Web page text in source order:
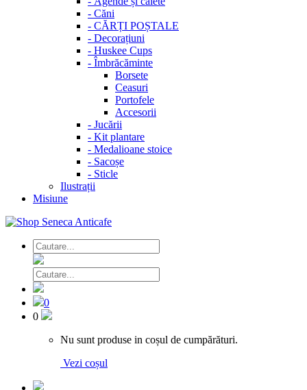
- Căni
- CĂRȚI POȘTALE
- Decorațiuni
- Huskee Cups
- Îmbrăcăminte
Borsete
Ceasuri
Portofele
Accesorii
- Jucării
- Kit plantare
- Medalioane stoice
- Sacoșe
- Sticle
Ilustrații
Misiune
0
0
Nu sunt produse in coșul de cumpărături.
Vezi coșul